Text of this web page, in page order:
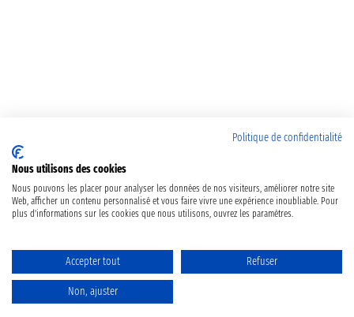
Politique de confidentialité
Nous utilisons des cookies
Nous pouvons les placer pour analyser les données de nos visiteurs, améliorer notre site
Web, afficher un contenu personnalisé et vous faire vivre une expérience inoubliable. Pour
plus d'informations sur les cookies que nous utilisons, ouvrez les paramètres.
Accepter tout Refuser
Non, ajuster